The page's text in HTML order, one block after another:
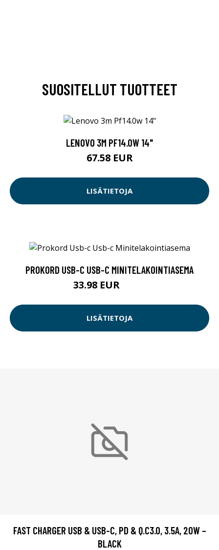
SUOSITELLUT TUOTTEET
LENOVO 3M PF14.0W 14"
67.58 EUR
LISÄTIETOJA
PROKORD USB-C USB-C MINITELAKOINTIASEMA
33.98 EUR
LISÄTIETOJA
FAST CHARGER USB & USB-C, PD & Q.C3.0, 3.5A, 20W –
BLACK